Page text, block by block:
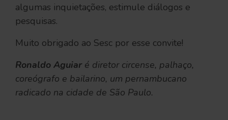
algumas inquietações, estimule diálogos e
pesquisas.
Muito obrigado ao Sesc por esse convite!
Ronaldo Aguiar é diretor circense, palhaço,
coreógrafo e bailarino, um pernambucano
radicado na cidade de São Paulo.